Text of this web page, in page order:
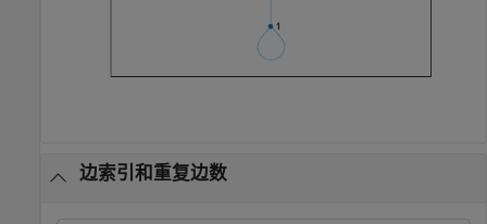
边索引和重复边数